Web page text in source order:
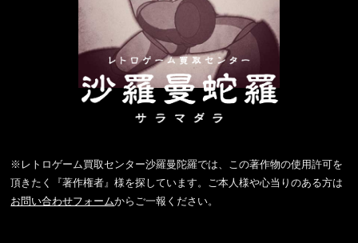
※レトロゲーム買取センター沙羅曼陀羅では、この著作物の使用許可を
頂きたく『著作権者』様を探しています。ご本人様や心当りのある方は
お問い合わせフォームからご一報ください。